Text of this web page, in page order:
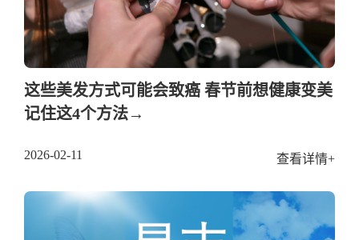
这些美发方式可能会致癌 春节前想健康变美
记住这4个方法→
2026-02-11 查看详情+